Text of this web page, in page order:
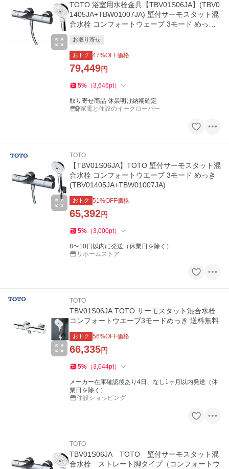
TOTO 浴室用水栓金具【TBV01S06JA】(TBV0
1405JA+TBW01007JA) 壁付サーモスタット混
合水栓 コンフォートウェーブ 3モード めっき
お取り寄せ
おトク 47%OFF価格
79,449円
5% （3,646pt）
取り寄せ商品 休業明け納期確定
家電と住設のイークローバー
TOTO
【TBV01S06JA】TOTO 壁付サーモスタット混
合水栓 コンフォートウエーブ 3モード めっき
(TBV01405JA+TBW01007JA)
おトク 51%OFF価格
65,392円
5% （3,000pt）
8〜10日以内に発送（休業日を除く）
リホームストア
TOTO
TBV01S06JA TOTO サーモスタット混合水栓
コンフォートウエーブ3モードめっき 送料無料
おトク 56%OFF価格
66,335円
5% （3,044pt）
メーカー在庫確認後あり4日、なし1ヶ月以内発送（休
業日を除く）
住設ショッピング
TOTO
TBV01S06JA TOTO 壁付サーモスタット混
合水栓 ストレート脚タイプ（コンフォートウ